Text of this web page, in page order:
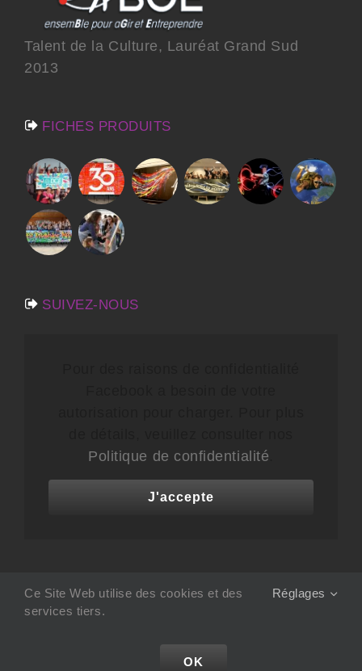
Talent de la Culture, Lauréat Grand Sud
2013
FICHES PRODUITS
SUIVEZ-NOUS
Politique de confidentialité
J'accepte
Studio 832| Conception Site WEB :
Ce Site Web utilise des cookies et des
services tiers.
Réglages
OK